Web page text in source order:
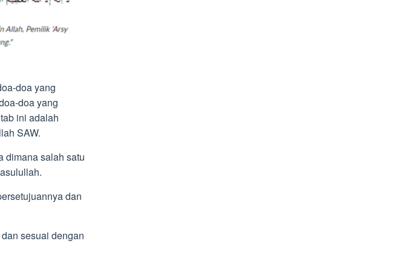
doa yang
doa yang
ini adalah
SAW.
dimana salah satu
dan
sesuai dengan